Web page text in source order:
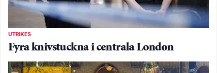
UTRIKES
Fyra knivstuckna i centrala London